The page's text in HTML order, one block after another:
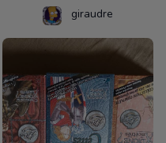
giraudre